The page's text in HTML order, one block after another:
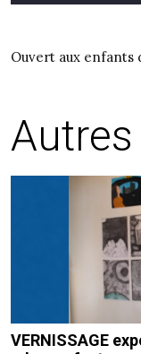
Ouvert aux enfants
Autres
VERNISSAGE